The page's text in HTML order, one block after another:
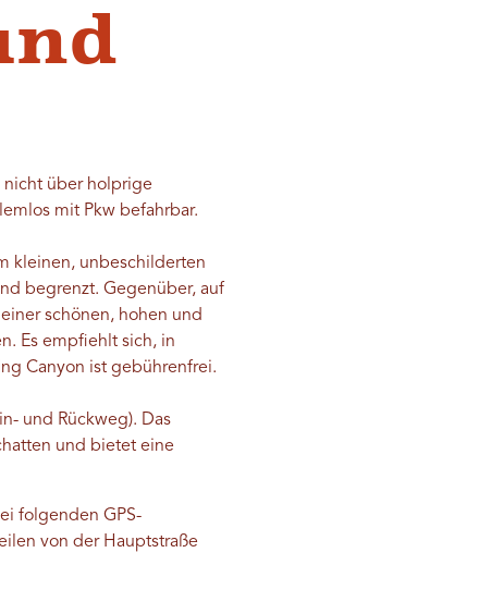
nicht über holprige
mit Pkw befahrbar.
kleinen, unbeschilderten
begrenzt. Gegenüber, auf
schönen, hohen und
Es empfiehlt sich, in
Canyon ist gebührenfrei.
und Rückweg). Das
und bietet eine
folgenden GPS-
von der Hauptstraße